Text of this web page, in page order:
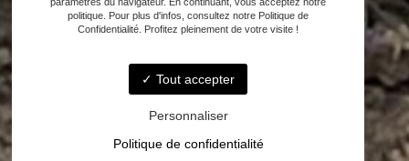
paramètres du navigateur. En continuant, vous acceptez notre
politique. Pour plus d'infos, consultez notre Politique de
Confidentialité. Profitez pleinement de votre visite !
Tout accepter
Personnaliser
Politique de confidentialité